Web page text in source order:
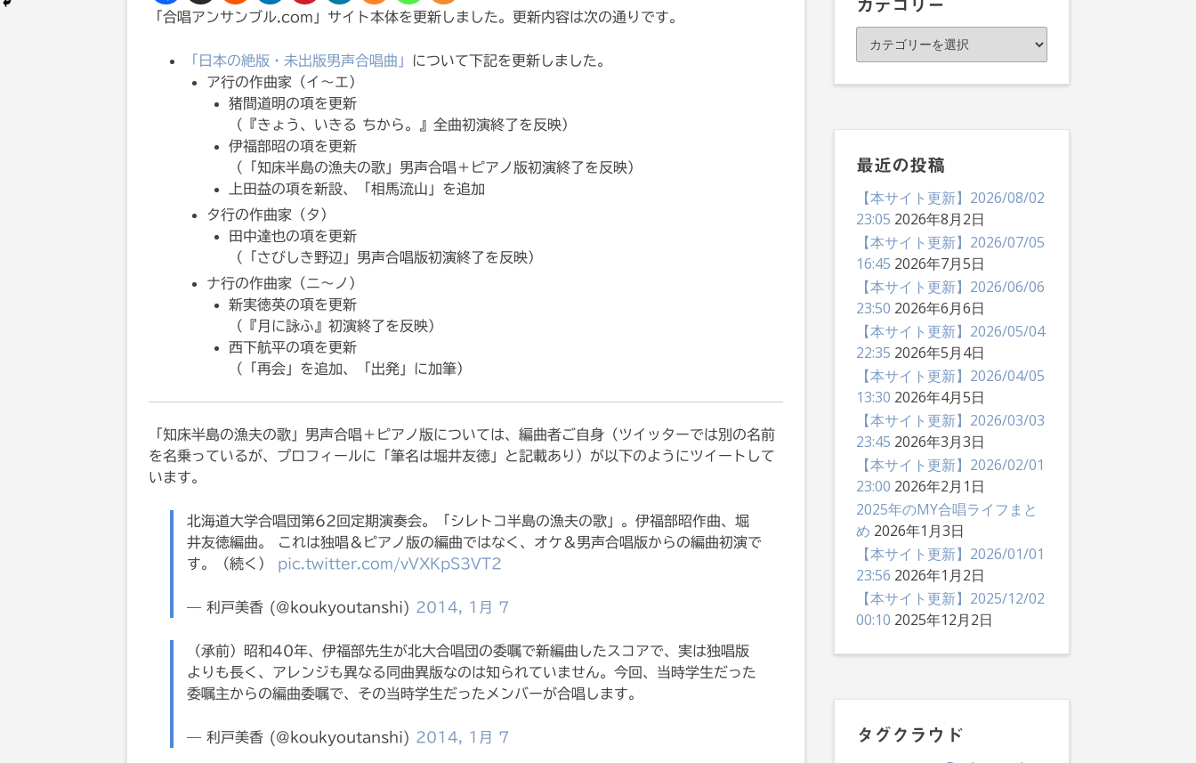
「合唱アンサンブル.com」サイト本体を更新しました。更新内容は次の通りです。
「日本の絶版・未出版男声合唱曲」
について下記を更新しました。
ア行の作曲家（イ〜エ）
猪間道明の項を更新
（『きょう、いきる ちから。』全曲初演終了を反映）
伊福部昭の項を更新
（「知床半島の漁夫の歌」男声合唱＋ピアノ版初演終了を反映）
上田益の項を新設、「相馬流山」を追加
タ行の作曲家（タ）
田中達也の項を更新
（「さびしき野辺」男声合唱版初演終了を反映）
ナ行の作曲家（ニ〜ノ）
新実徳英の項を更新
（『月に詠ふ』初演終了を反映）
西下航平の項を更新
（「再会」を追加、「出発」に加筆）
「知床半島の漁夫の歌」男声合唱＋ピアノ版については、編曲者ご自身（ツイッターでは別の名前
を名乗っているが、プロフィールに「筆名は堀井友徳」と記載あり）が以下のようにツイートして
います。
北海道大学合唱団第62回定期演奏会。「シレトコ半島の漁夫の歌」。伊福部昭作曲、堀
井友徳編曲。 これは独唱＆ピアノ版の編曲ではなく、オケ＆男声合唱版からの編曲初演で
す。（続く） pic.twitter.com/vVXKpS3VT2
— 利戸美香 (@koukyoutanshi) 2014, 1月 7
（承前）昭和40年、伊福部先生が北大合唱団の委嘱で新編曲したスコアで、実は独唱版
よりも長く、アレンジも異なる同曲異版なのは知られていません。今回、当時学生だった
委嘱主からの編曲委嘱で、その当時学生だったメンバーが合唱します。
— 利戸美香 (@koukyoutanshi) 2014, 1月 7
ブ
カテゴリー
テ
ゴ
最近の投稿
【本サイト更新】2026/08/02
23:05 2026年8月2日
【本サイト更新】2026/07/05
16:45 2026年7月5日
【本サイト更新】2026/06/06
23:50 2026年6月6日
【本サイト更新】2026/05/04
22:35 2026年5月4日
【本サイト更新】2026/04/05
13:30 2026年4月5日
【本サイト更新】2026/03/03
23:45 2026年3月3日
【本サイト更新】2026/02/01
23:00 2026年2月1日
2025年のMY合唱ライフまと
め 2026年1月3日
【本サイト更新】2026/01/01
23:56 2026年1月2日
【本サイト更新】2025/12/02
00:10 2025年12月2日
タグクラウド